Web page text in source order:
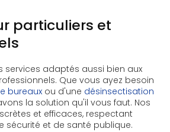
particuliers et
services adaptés aussi bien aux
Que vous ayez besoin
bureaux ou d'une désinsectisation
la solution qu'il vous faut. Nos
et efficaces, respectant
sécurité et de santé publique.